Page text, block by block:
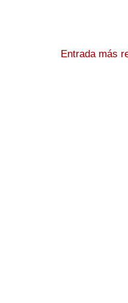
Entrada más